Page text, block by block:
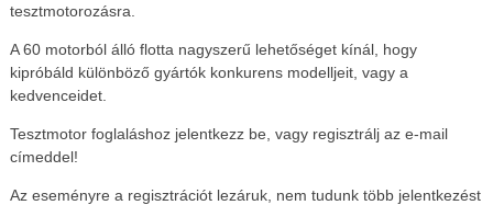
tesztmotorozásra.
A 60 motorból álló flotta nagyszerű lehetőséget kínál, hogy
kipróbáld különböző gyártók konkurens modelljeit, vagy a
kedvenceidet.
Tesztmotor foglaláshoz jelentkezz be, vagy regisztrálj az e-mail
címeddel!
Az eseményre a regisztrációt lezáruk, nem tudunk több jelentkezést